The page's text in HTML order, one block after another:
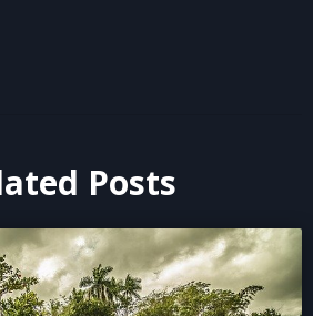
Posts